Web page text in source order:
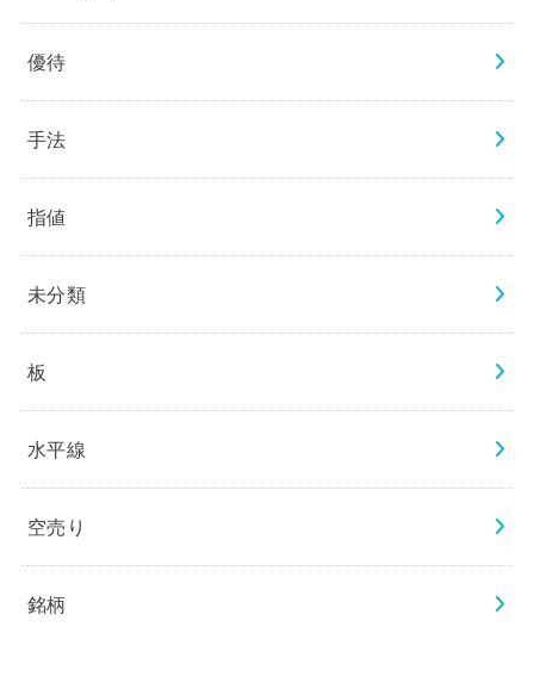
優待
手法
指値
未分類
板
水平線
空売り
銘柄